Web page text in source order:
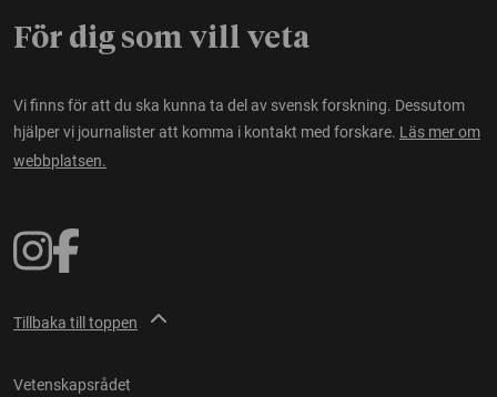
För dig som vill veta
Vi finns för att du ska kunna ta del av svensk forskning. Dessutom
hjälper vi journalister att komma i kontakt med forskare. Läs mer om
webbplatsen.
Tillbaka till toppen
Vetenskapsrådet